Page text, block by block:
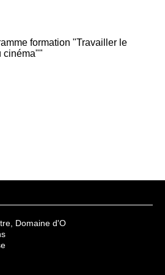
formation "Travailler le
cinéma""
Domaine d'O